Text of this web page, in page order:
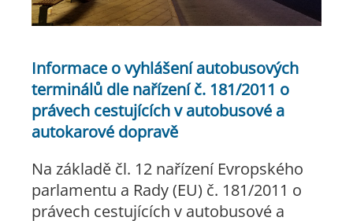
Informace o vyhlášení autobusových
terminálů dle nařízení č. 181/2011 o
právech cestujících v autobusové a
autokarové dopravě
Na základě čl. 12 nařízení Evropského
parlamentu a Rady (EU) č. 181/2011 o
právech cestujících v autobusové a